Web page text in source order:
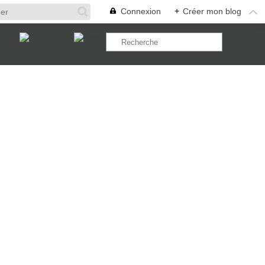
Connexion + Créer mon blog